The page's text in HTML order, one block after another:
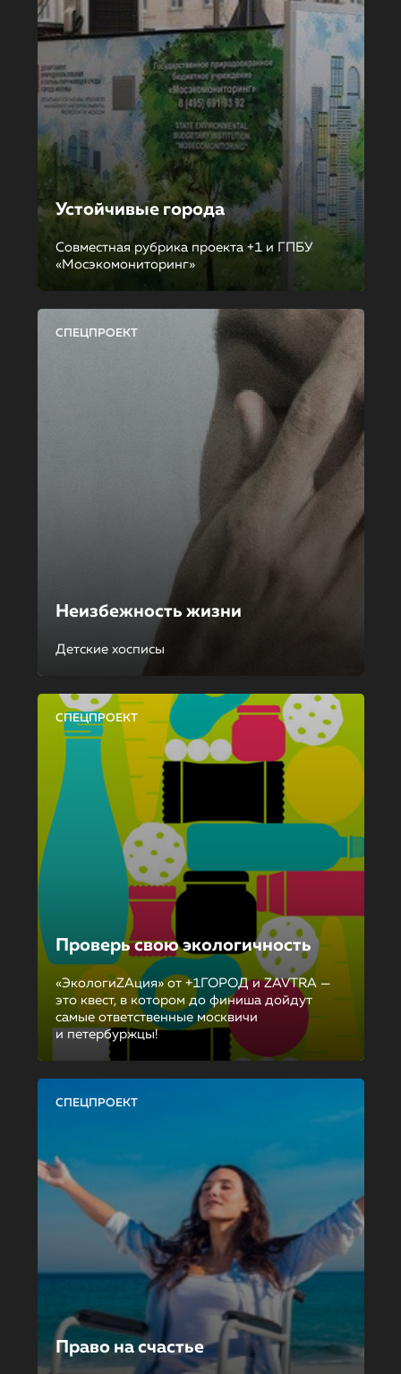
Устойчивые города
Совместная рубрика проекта +1 и ГПБУ
«Мосэкомониторинг»
СПЕЦПРОЕКТ
Неизбежность жизни
Детские хосписы
СПЕЦПРОЕКТ
Проверь свою экологичность
«ЭкологиZAция» от +1ГОРОД и ZAVTRA —
это квест, в котором до финиша дойдут
самые ответственные москвичи
и петербуржцы!
СПЕЦПРОЕКТ
Право на счастье